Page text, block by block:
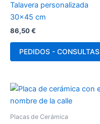
Talavera personalizada
30×45 cm
86,50€
PEDIDOS - CONSULTAS
Placas de Cerámica